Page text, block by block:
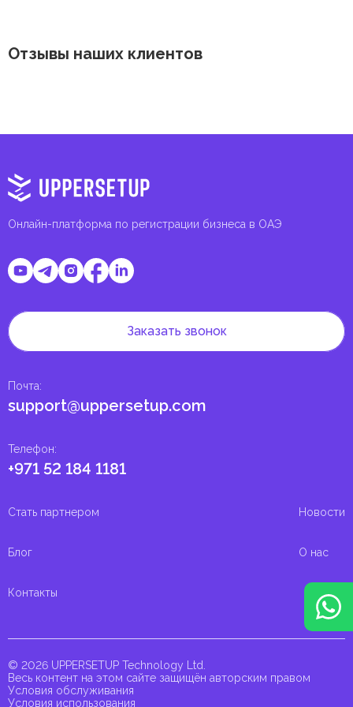
Отзывы наших клиентов
Онлайн-платформа по регистрации бизнеса в ОАЭ
Телефон:
+971 52 184 1181
Почта:
support@uppersetup.com
Заказать звонок
Стать партнером Новости
Блог О нас
Контакты
© 2026 UPPERSETUP Technology Ltd.
Весь контент на этом сайте защищён авторским правом
Условия обслуживания
Условия использования